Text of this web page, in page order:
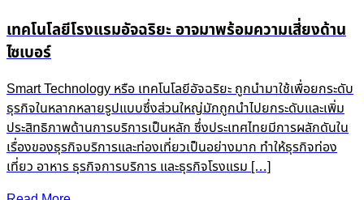
ธุรกิจในหลากหลายรูปแบบซึ่งส่วนใหญ่มักถูกนำไปยกระดับและเพิ่ม
ประสิทธิภาพด้านการบริการเป็นหลัก ซึ่งประเทศไทยมีการผลักดันใน
เที่ยว อาหาร ธุรกิจการบริการ และธุรกิจโรงแรม […]
Read More
Recent Posts